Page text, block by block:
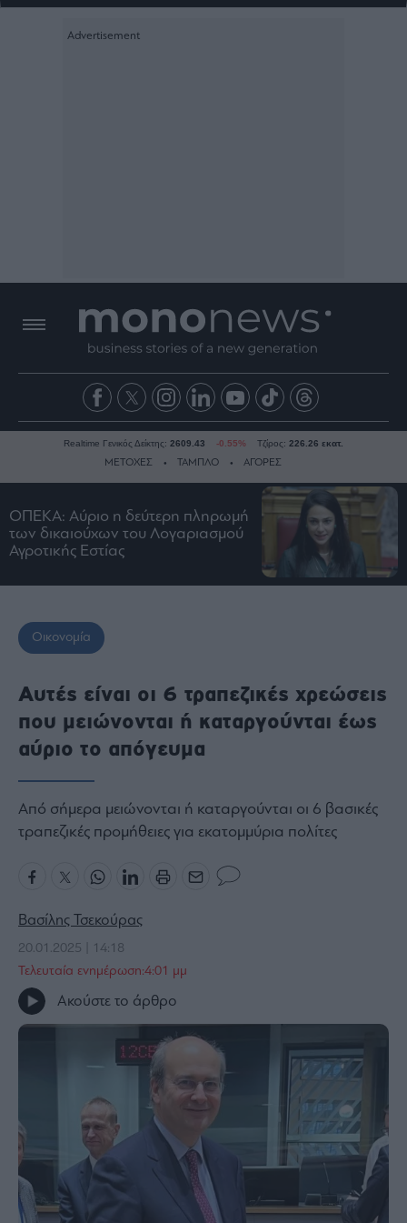
Ειδήσεις
Οικονομία
Business
Ναυτιλία
Πολιτική
Πολιτισμός
Κοινωνία
Law
Bloomberg
Times
The
Wiseman
Room
Winners
Losers
Επι-
θετικά
Realtime Γενικός Δείκτης: 2609.43 -0.55% Τζίρος: 226.26 εκατ.
ΜΕΤΟΧΕΣ ΤΑΜΠΛΟ ΑΓΟΡΕΣ
ΟΠΕΚΑ: Αύριο η δεύτερη πληρωμή
των δικαιούχων του Λογαριασμού
Αγροτικής Εστίας
Οικονομία
Αυτές είναι οι 6 τραπεζικές χρεώσεις
που μειώνονται ή καταργούνται έως
αύριο το απόγευμα
Από σήμερα μειώνονται ή καταργούνται οι 6 βασικές
τραπεζικές προμήθειες για εκατομμύρια πολίτες
Βασίλης Τσεκούρας
20.01.2025 | 14:18
Τελευταία ενημέρωση:4:01 μμ
Ακούστε το άρθρο